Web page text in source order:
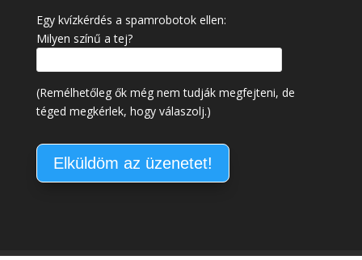
Egy kvízkérdés a spamrobotok ellen:
Milyen színű a tej?
(Remélhetőleg ők még nem tudják megfejteni, de
téged megkérlek, hogy válaszolj.)